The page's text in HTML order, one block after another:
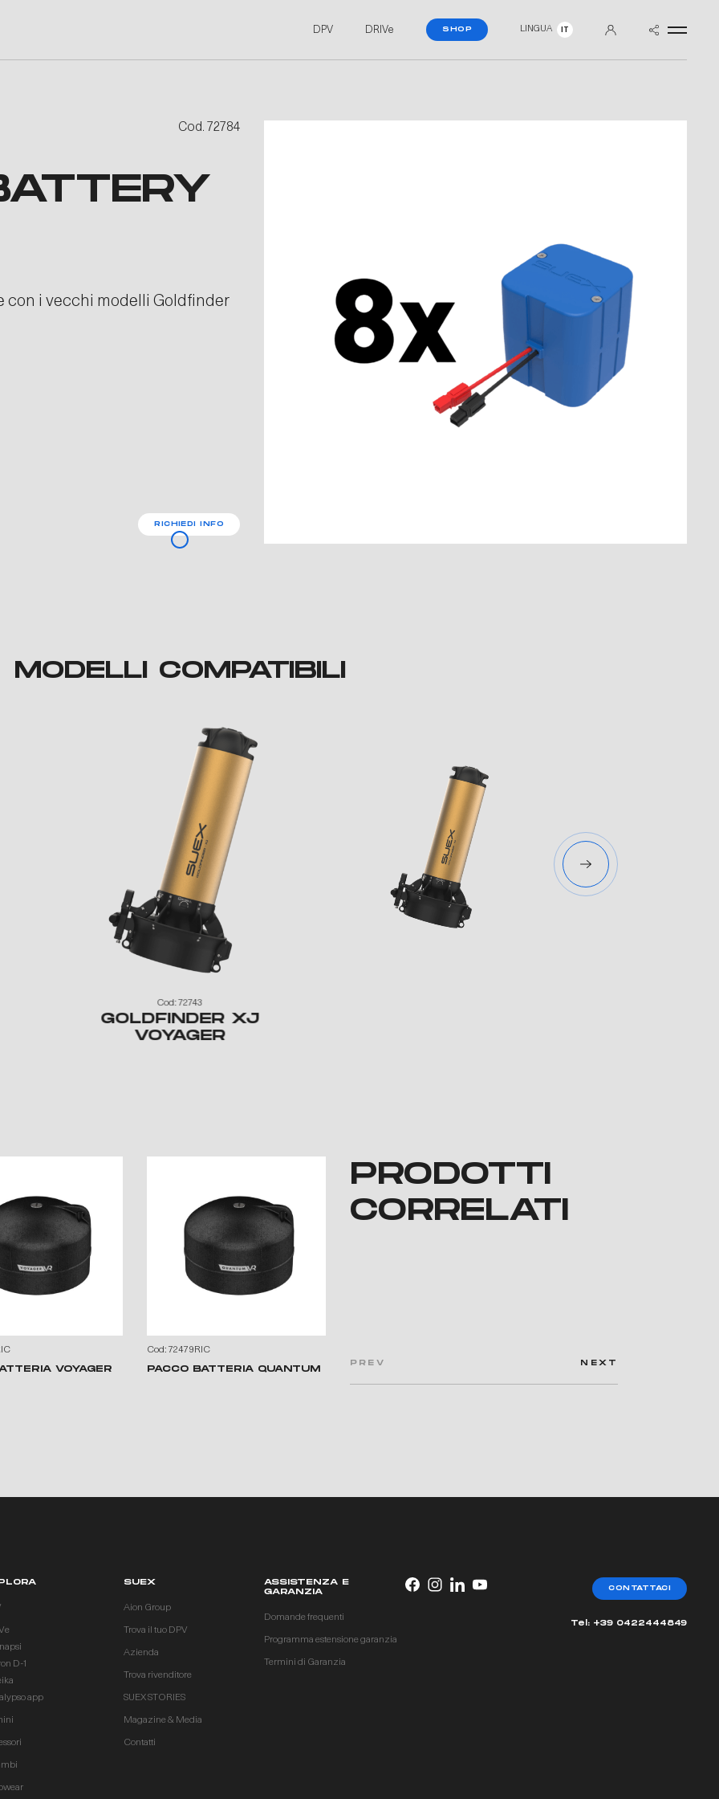
DPV DRIVe SHOP LINGUA
Cod. 72784
con i vecchi modelli Goldfinder
RICHIEDI INFO
MODELLI COMPATIBILI
Cod: 72743
GOLDFINDER XJ
VOYAGER
PRODOTTI
CORRELATI
PREV NEXT
VOYAGER
Cod: 72479RIC
PACCO BATTERIA QUANTUM PACCO BATTERIA NEMO PACCO BATTERIA 7SEVEN
D-1
app
SUEX
Aion Group
Trova il tuo DPV
Azienda
Trova rivenditore
SUEX STORIES
Magazine & Media
Contatti
ASSISTENZA E
GARANZIA
Domande frequenti
Programma estensione garanzia
Termini di Garanzia
CONTATTACI
Tel: +39 0422444849